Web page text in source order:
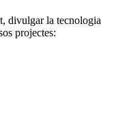
divulgar la tecnologia
projectes: